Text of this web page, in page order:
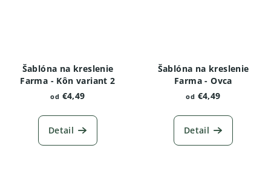
Šablóna na kreslenie
Farma - Kôn variant 2
od €4,49
Detail
Šablóna na kreslenie
Farma - Ovca
od €4,49
Detail